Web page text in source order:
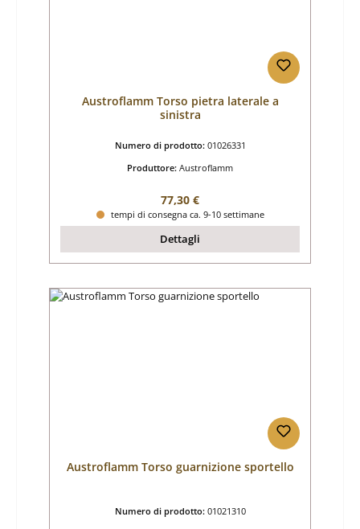
Austroflamm Torso pietra laterale a
sinistra
Numero di prodotto: 01026331
Produttore: Austroflamm
Prezzo normale:
77,30 €
tempi di consegna ca. 9-10 settimane
Dettagli
Austroflamm Torso guarnizione sportello
Numero di prodotto: 01021310